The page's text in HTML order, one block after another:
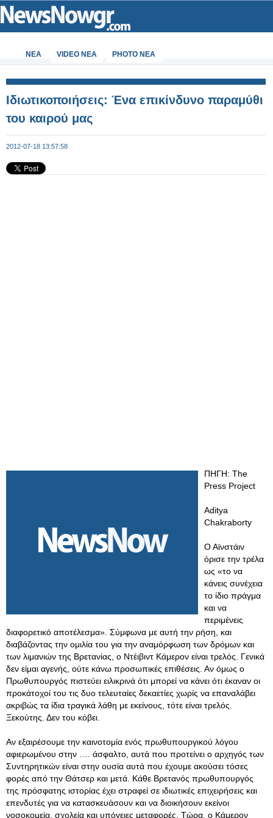
ΝΕΑ VIDEO NEA PHOTO NEA
Ιδιωτικοποιήσεις: Ένα επικίνδυνο παραμύθι
του καιρού μας
2012-07-18 13:57:58
ΠΗΓΗ: The
Press Project
Aditya
Chakraborty
Ο Αϊνστάιν
όρισε την τρέλα
ως «το να
κάνεις συνέχεια
το ίδιο πράγμα
και να
περιμένεις
διαφορετικό αποτέλεσμα». Σύμφωνα με αυτή την ρήση, και
διαβάζοντας την ομιλία του για την αναμόρφωση των δρόμων και
των λιμανιών της Βρετανίας, ο Ντέιβιντ Κάμερον είναι τρελός. Γενικά
δεν είμαι αγενής, ούτε κάνω προσωπικές επιθέσεις. Αν όμως ο
Πρωθυπουργός πιστεύει ειλικρινά ότι μπορεί να κάνει ότι έκαναν οι
προκάτοχοί του τις δυο τελευταίες δεκαετίες χωρίς να επαναλάβει
ακριβώς τα ίδια τραγικά λάθη με εκείνους, τότε είναι τρελός.
Ξεκούτης. Δεν του κόβει.
Αν εξαιρέσουμε την καινοτομία ενός πρωθυπουργικού λόγου
αφιερωμένου στην …. άσφαλτο, αυτά που προτείνει ο αρχηγός των
Συντηρητικών είναι στην ουσία αυτά που έχουμε ακούσει τόσες
φορές από την Θάτσερ και μετά. Κάθε Βρετανός πρωθυπουργός
της πρόσφατης ιστορίας έχει στραφεί σε ιδιωτικές επιχειρήσεις και
επενδυτές για να κατασκευάσουν και να διοικήσουν εκείνοι
νοσοκομεία, σχολεία και υπόγειες μεταφορές. Τώρα, ο Κάμερον